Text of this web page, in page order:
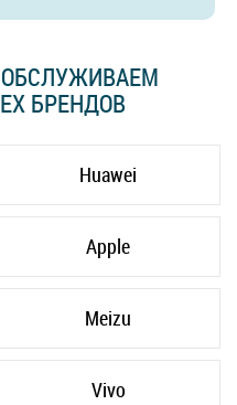
БРЕНДОВ
Huawei
Apple
Meizu
Vivo